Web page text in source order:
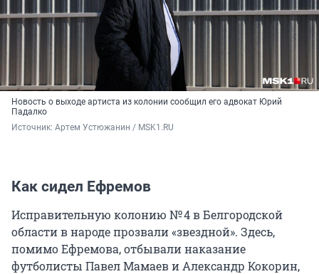
Новость о выходе артиста из колонии сообщил его адвокат Юрий
Падалко
Источник: Артем Устюжанин / MSK1.RU
Как сидел Ефремов
Исправительную колонию № 4в Белгородской
области в народе прозвали «звездной». Здесь,
помимо Ефремова, отбывали наказание
футболисты Павел Мамаев и Александр Кокорин,